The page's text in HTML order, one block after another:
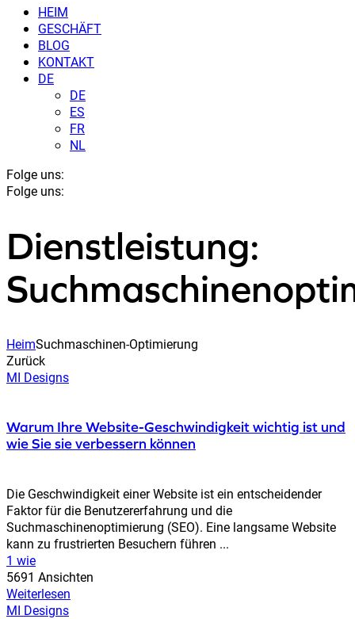
HEIM
GESCHÄFT
BLOG
KONTAKT
DE
DE
ES
FR
NL
Folge uns:
Folge uns:
Dienstleistung:
HeimSuchmaschinen-Optimierung
Zurück
MI Designs
Warum Ihre Website-Geschwindigkeit wichtig ist und
wie Sie sie verbessern können
Die Geschwindigkeit einer Website ist ein entscheidender
Faktor für die Benutzererfahrung und die
Suchmaschinenoptimierung (SEO). Eine langsame Website
kann zu frustrierten Besuchern führen ...
1 wie
5691 Ansichten
Weiterlesen
MI Designs